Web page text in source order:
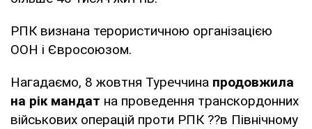
РПК визнана терористичною організацією
ООН і Євросоюзом.
Нагадаємо, 8 жовтня Туреччина продовжила
на рік мандат на проведення транскордонних
військових операцій проти РПК ??в Північному